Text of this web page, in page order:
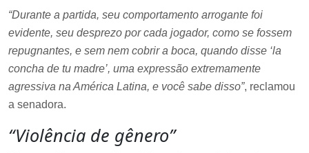
“Durante a partida, seu comportamento arrogante foi
evidente, seu desprezo por cada jogador, como se fossem
repugnantes, e sem nem cobrir a boca, quando disse ‘la
concha de tu madre’, uma expressão extremamente
agressiva na América Latina, e você sabe disso”, reclamou
a senadora.
“Violência de gênero”